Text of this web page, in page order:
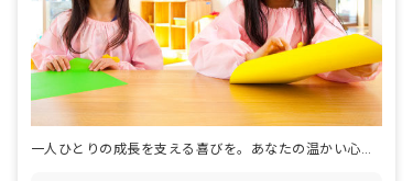
一人ひとりの成長を支える喜びを。あなたの温かい心で、未来を育みませんか？